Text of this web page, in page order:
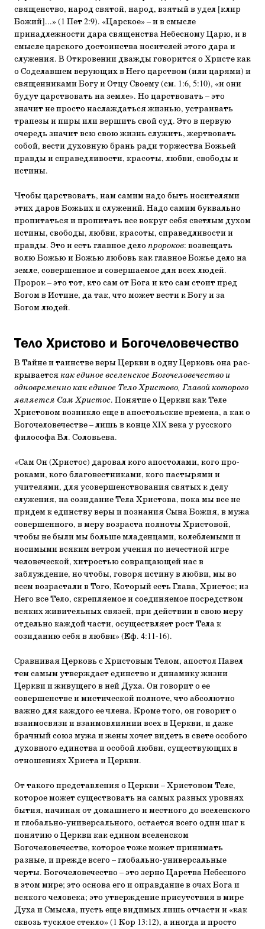
священ­ство, народ святой, народ, взятый в удел [клир
Божий]...» (1 Пет 2:9). «Царское» – и в смысле
принадлежности дара священства Небесному Царю, и в
смысле царского достоин­ства носителей этого дара и
служения. В Откровении дваж­ды говорится о Христе как
о Соделавшем верующих в Него царством (или царями) и
священниками Богу и Отцу Своему (см. 1:6, 5:10), «и они
будут царствовать на земле». Но царст­вовать – это
значит не просто наслаждаться жизнью, устра­ивать
трапезы и пиры или вершить свой суд. Это в первую
очередь значит всю свою жизнь служить, жертвовать
собой, вести духовную брань ради торжества Божьей
правды и справедливости, красоты, любви, свободы и
истины.
Чтобы царствовать, нам самим надо быть носителями
этих даров Божьих и служений. Надо самим буквально
про­питаться и пропитать все вокруг себя светлым духом
истины, свободы, любви, красоты, справедливости и
правды. Это и есть главное дело пророков: возвещать
волю Божью и Божью любовь как главное Божье дело на
земле, совершен­ное и совершаемое для всех людей.
Пророк – это тот, кто сам от Бога и кто сам стоит пред
Богом в Истине, да так, что может вести к Богу и за
Богом людей.
Тело Христово и Богочеловечество
В Тайне и таинстве веры Церкви в одну Церковь она рас­
крываетсякак единое вселенское Богочеловечество и
одновремен­но как единое Тело Христово, Главой которого
является Сам Хрис­тос. Понятие о Церкви как Теле
Христовом возникло еще в апостольские времена, а как о
Богочеловечестве – лишь в конце XIX века у русского
философа Вл. Соловьева.
«Сам Он (Христос) даровал кого апостолами, кого про­
роками, кого благовестниками, кого пастырями и
учителя­ми, для усовершенствования святых к делу
служения, на со­зидание Тела Христова, пока мы все не
придем к единству веры и познания Сына Божия, в мужа
совершенного, в меру возраста полноты Христовой,
чтобы не были мы больше младенцами, колеблемыми и
носимыми всяким ветром уче­ния по нечестной игре
человеческой, хитростью совращаю­щей нас в
заблуждение, но чтобы, говоря истину в любви, мы во
всем возрастали в Того, Который есть Глава, Христос; из
Него все Тело, скрепляемое и соединяемое посредством
всяких живительных связей, при действии в свою меру
от­дельно каждой части, осуществляет рост Тела к
созиданию себя в любви» (Еф. 4:11-16).
Сравнивая Церковь с Христовым Телом, апостол Павел
тем самым утверждает единство и динамику жизни
Церкви и живущего в ней Духа. Он говорит о ее
совершенстве и мис­тической полноте, что абсолютно
важно для каждого ее чле­на. Кроме того, он говорит о
взаимосвязи и взаимовлиянии всех в Церкви, и даже
брачный союз мужа и жены хочет ви­деть в свете особого
духовного единства и особой любви, су­ществующих в
отношениях Христа и Церкви.
От такого представления о Церкви – Христовом Теле,
которое может существовать на самых разных уровнях
бы­тия, начиная от домашнего и местного до вселенского
и гло­бально-универсального, остается всего один шаг к
понятию о Церкви как едином вселенском
Богочеловечестве, кото­рое тоже может принимать
разные, и прежде всего – гло­бально-универсальные
черты. Богочеловечество – это зер­но Царства Небесного
в этом мире; это основа его и оправ­дание в очах Бога и
всякого человека; это утверждение присутствия в мире
Духа и Смысла, пусть еще видимых лишь отчасти и «как
сквозь тусклое стекло» (1 Кор 13:12), а ино­гда и просто